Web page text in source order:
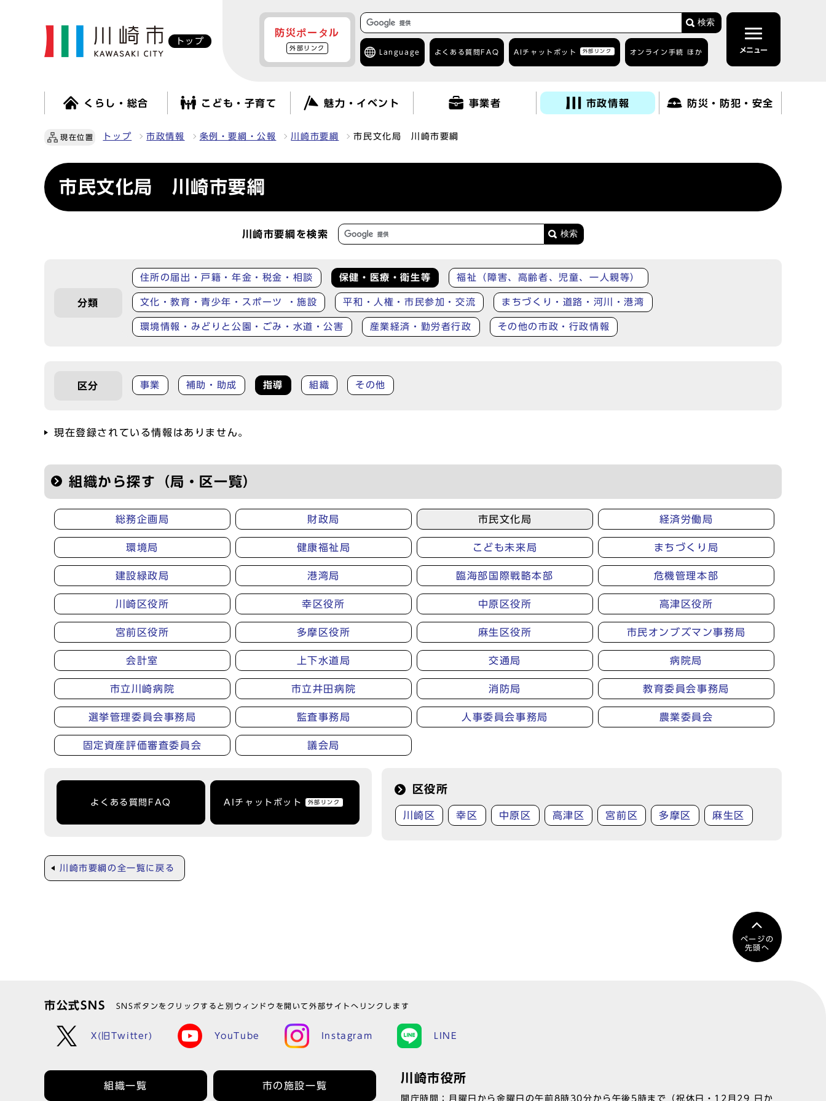
トップ
防災ポータル
外部リンク
検索
Language よくある質問 FAQ AIチャットボット 外部リンク オンライン手続 ほか メニュー
くらし・総合 こども・子育て 魅力・イベント 事業者 市政情報 防災・防犯・安全
現在位置 トップ 市政情報 条例・要綱・公報 川崎市要綱 市民文化局 川崎市要綱
市民文化局 川崎市要綱
川崎市要綱を検索
分類
住所の届出・戸籍・年金・税金・相談 保健・医療・衛生等 福祉（障害、高齢者、児童、一人親等）
文化・教育・青少年・スポーツ ・施設 平和・人権・市民参加・交流 まちづくり・道路・河川・港湾
環境情報・みどりと公園・ごみ・水道・公害 産業経済・勤労者行政 その他の市政・行政情報
区分 事業 補助・助成 指導 組織 その他
現在登録されている情報はありません。
組織から探す（局・区一覧）
総務企画局 財政局 市民文化局 経済労働局
環境局 健康福祉局 こども未来局 まちづくり局
建設緑政局 港湾局 臨海部国際戦略本部 危機管理本部
川崎区役所 幸区役所 中原区役所 高津区役所
宮前区役所 多摩区役所 麻生区役所 市民オンブズマン事務局
会計室 上下水道局 交通局 病院局
市立川崎病院 市立井田病院 消防局 教育委員会事務局
選挙管理委員会事務局 監査事務局 人事委員会事務局 農業委員会
固定資産評価審査委員会 議会局
よくある質問FAQ AIチャットボット 外部リンク
区役所
川崎区 幸区 中原区 高津区 宮前区 多摩区 麻生区
川崎市要綱の全一覧に戻る
ページの
先頭へ
市公式SNS SNSボタンをクリックすると別ウィンドウを開いて外部サイトへリンクします
X(旧Twitter) YouTube Instagram LINE
組織一覧 市の施設一覧
川崎市役所
開庁時間：月曜日から金曜日の午前8時30分から午後5時まで（祝休日・12月29 日か